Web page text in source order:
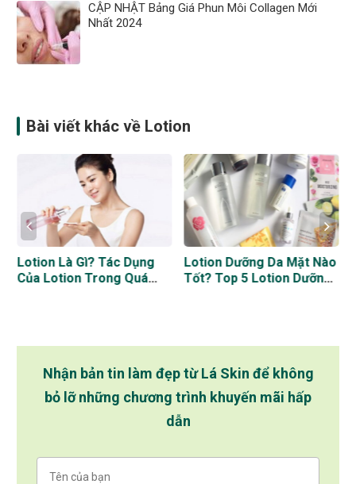
CẬP NHẬT Bảng Giá Phun Môi Collagen Mới
Nhất 2024
Bài viết khác về Lotion
Lotion Là Gì? Tác Dụng
Của Lotion Trong Quá
Lotion Dưỡng Da Mặt Nào
Tốt? Top 5 Lotion Dưỡng
Nhận bản tin làm đẹp từ Lá Skin để không
bỏ lỡ những chương trình khuyến mãi hấp
dẫn